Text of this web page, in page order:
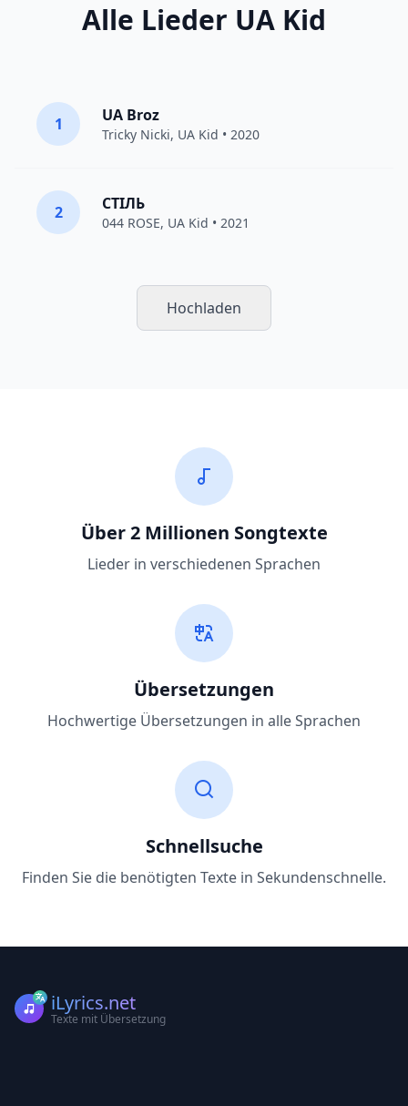
Alle Lieder UA Kid
1 UA Broz
Tricky Nicki, UA Kid • 2020
2 СТІЛЬ
044 ROSE, UA Kid • 2021
Hochladen
Über 2 Millionen Songtexte
Lieder in verschiedenen Sprachen
Übersetzungen
Hochwertige Übersetzungen in alle Sprachen
Schnellsuche
Finden Sie die benötigten Texte in Sekundenschnelle.
iLyrics.net
Texte mit Übersetzung